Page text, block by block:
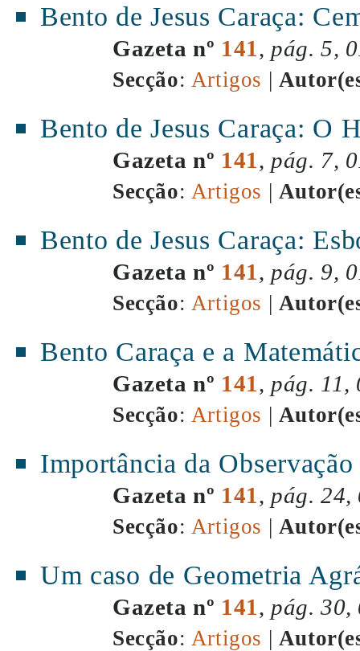
Bento de Jesus Caraça:
Gazeta nº 141, pág. 5,
Secção: Artigos |
Bento de Jesus Caraça: O
Gazeta nº 141, pág. 7,
Secção: Artigos |
Bento de Jesus Caraça:
Gazeta nº 141, pág. 9,
Secção: Artigos |
Bento Caraça e a
Gazeta nº 141, pág. 11,
Secção: Artigos |
Importância da
Gazeta nº 141, pág. 24,
Secção: Artigos |
Um caso de Geometria
Gazeta nº 141, pág. 30,
Secção: Artigos |